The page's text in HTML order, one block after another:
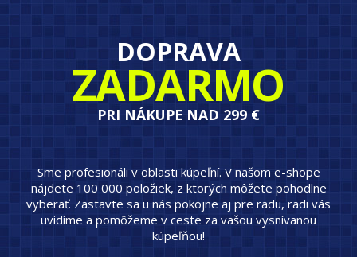
DOPRAVA
ZADARMO
PRI NÁKUPE NAD 299 €
Sme profesionáli v oblasti kúpeľní. V našom e-shope
nájdete 100 000 položiek, z ktorých môžete pohodlne
vyberať. Zastavte sa u nás pokojne aj pre radu, radi vás
uvidíme a pomôžeme v ceste za vašou vysnívanou
kúpeľňou!